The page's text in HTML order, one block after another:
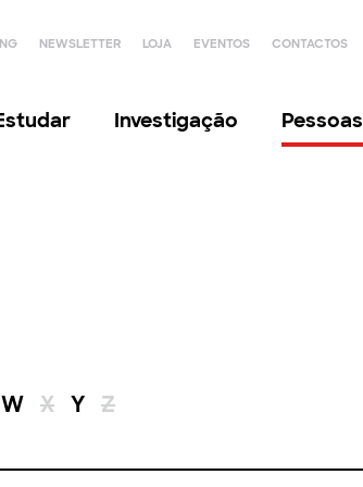
NEWSLETTER LOJA EVENTOS CONTACTOS
Investigação Pessoas
W X Y Z